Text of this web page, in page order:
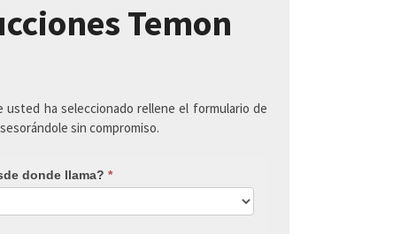
Temon
ha seleccionado rellene el formulario de
sin compromiso.
donde llama? *